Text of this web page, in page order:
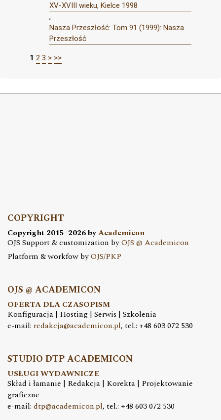
XV-XVIII wieku, Kielce 1998
,
Nasza Przeszłość: Tom 91 (1999): Nasza
Przeszłość
1 2 3 > >>
COPYRIGHT
Copyright 2015–2026 byAcademicon
OJS Support & customization byOJS @ Academicon
Platform & workfow byOJS/PKP
OJS @ ACADEMICON
OFERTA DLA CZASOPISM
Konfiguracja | Hosting | Serwis | Szkolenia
e-mail: redakcja@academicon.pl, tel.: +48 603 072 530
STUDIO DTP ACADEMICON
USŁUGI WYDAWNICZE
Skład i łamanie | Redakcja | Korekta | Projektowanie
graficzne
e-mail: dtp@academicon.pl, tel.: +48 603 072 530